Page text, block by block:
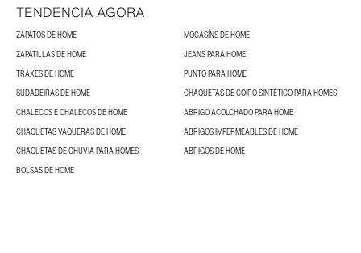
TENDENCIA AGORA
ZAPATOS DE HOME
MOCASÍNS DE HOME
ZAPATILLAS DE HOME
JEANS PARA HOME
TRAXES DE HOME
PUNTO PARA HOME
SUDADEIRAS DE HOME
CHAQUETAS DE COIRO SINTÉTICO PARA HOMES
CHALECOS E CHALECOS DE HOME
ABRIGO ACOLCHADO PARA HOME
CHAQUETAS VAQUERAS DE HOME
ABRIGOS IMPERMEABLES DE HOME
CHAQUETAS DE CHUVIA PARA HOMES
ABRIGOS DE HOME
BOLSAS DE HOME